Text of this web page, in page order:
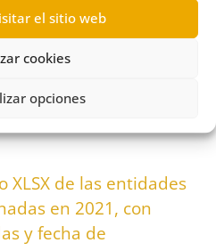
el sitio web
cookies
opciones
de Canarias
ante las
la subvencionaron
con sus obligaciones
sobre las
XLSX de las entidades
en 2021, con
y fecha de